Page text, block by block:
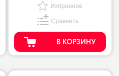
Избранное
Сравнить
В КОРЗИНУ